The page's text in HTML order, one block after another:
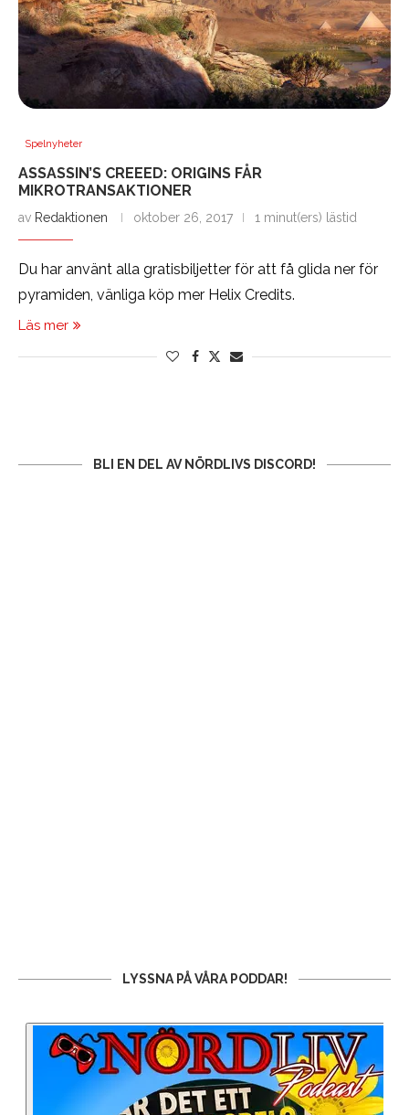
Spelnyheter
ASSASSIN’S CREEED: ORIGINS FÅR
MIKROTRANSAKTIONER
av Redaktionen oktober 26, 2017 1 minut(ers) lästid
Du har använt alla gratisbiljetter för att få glida ner för
pyramiden, vänliga köp mer Helix Credits.
Läs mer
BLI EN DEL AV NÖRDLIVS DISCORD!
LYSSNA PÅ VÅRA PODDAR!